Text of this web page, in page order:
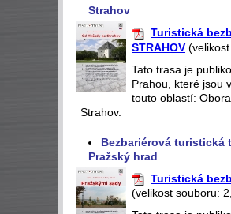
Strahov
Turistická
STRAHOV
Tato trasa je
Prahou, které jsou
touto oblastí:
Strahov.
Bezbariérová turistická
Pražský hrad
Turistická
(velikost souboru: